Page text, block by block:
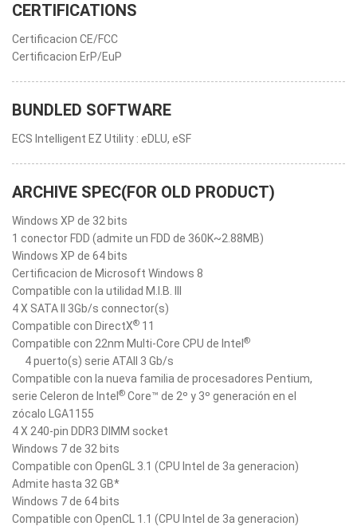
CERTIFICATIONS
Certificacion CE/FCC
Certificacion ErP/EuP
BUNDLED SOFTWARE
ECS Intelligent EZ Utility : eDLU, eSF
ARCHIVE SPEC(FOR OLD PRODUCT)
Windows XP de 32 bits
1 conector FDD (admite un FDD de 360K~2.88MB)
Windows XP de 64 bits
Certificacion de Microsoft Windows 8
Compatible con la utilidad M.I.B. III
4 X SATA II 3Gb/s connector(s)
Compatible con DirectX® 11
Compatible con 22nm Multi-Core CPU de Intel ®
4 puerto(s) serie ATAII 3 Gb/s
Compatible con la nueva familia de procesadores Pentium,
serie Celeron de Intel ® Core™ de 2º y 3º generación en el
zócalo LGA1155
4 X 240-pin DDR3 DIMM socket
Windows 7 de 32 bits
Compatible con OpenGL 3.1 (CPU Intel de 3a generacion)
Admite hasta 32 GB*
Windows 7 de 64 bits
Compatible con OpenCL 1.1 (CPU Intel de 3a generacion)